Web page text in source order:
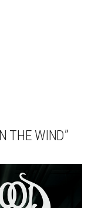
THE WIND”